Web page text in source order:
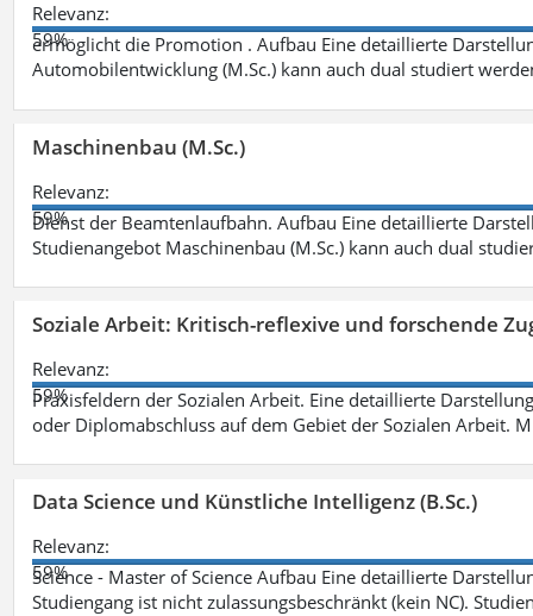
Relevanz:
59%
ermöglicht die Promotion . Aufbau Eine detaillierte
Automobilentwicklung (M.Sc.) kann auch dual studiert
Maschinenbau (M.Sc.)
Relevanz:
59%
Dienst der Beamtenlaufbahn. Aufbau Eine detaillierte
Studienangebot Maschinenbau (M.Sc.) kann auch dual
Soziale Arbeit: Kritisch-reflexive und forschende
Relevanz:
59%
Praxisfeldern der Sozialen Arbeit. Eine detaillierte
oder Diplomabschluss auf dem Gebiet der Sozialen Arbeit.
Data Science und Künstliche Intelligenz (B.Sc.)
Relevanz:
59%
Science - Master of Science Aufbau Eine detaillierte
Studiengang ist nicht zulassungsbeschränkt (kein NC).